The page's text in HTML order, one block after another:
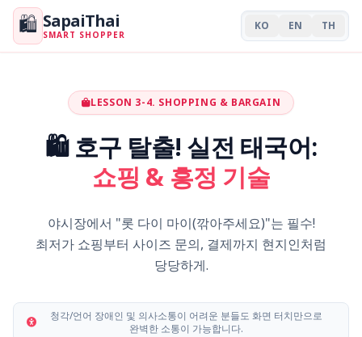
🛍️ SapaiThai
SMART SHOPPER
KO EN TH
LESSON 3-4. SHOPPING & BARGAIN
🛍️ 호구 탈출! 실전 태국어:
쇼핑 & 흥정 기술
야시장에서 "롯 다이 마이(깎아주세요)"는 필수!
최저가 쇼핑부터 사이즈 문의, 결제까지 현지인처럼
당당하게.
청각/언어 장애인 및 의사소통이 어려운 분들도 화면 터치만으로
완벽한 소통이 가능합니다.